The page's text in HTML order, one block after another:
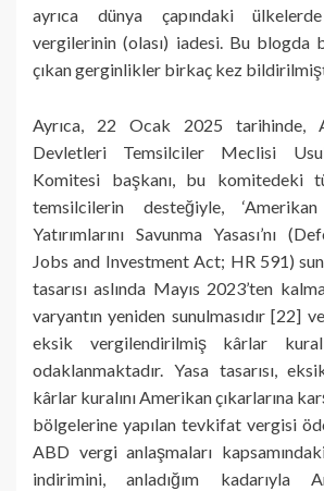
ayrıca dünya çapındaki
vergilerinin (olası) iadesi. Bu blogda
çıkan gerginlikler birkaç kez
Ayrıca, 22 Ocak 2025 tarihinde,
Devletleri Temsilciler Meclisi
Komitesi başkanı, bu komitedeki
temsilcilerin desteğiyle,
Yatırımlarını Savunma Yasası’nı
Jobs and Investment Act; HR 591)
tasarısı aslında Mayıs 2023’ten
varyantın yeniden sunulmasıdır [22]
eksik vergilendirilmiş kârlar
odaklanmaktadır. Yasa tasarısı,
kârlar kuralını Amerikan çıkarlarına
bölgelerine yapılan tevkifat vergisi
ABD vergi anlaşmaları
indirimini, anladığım kadarıyla